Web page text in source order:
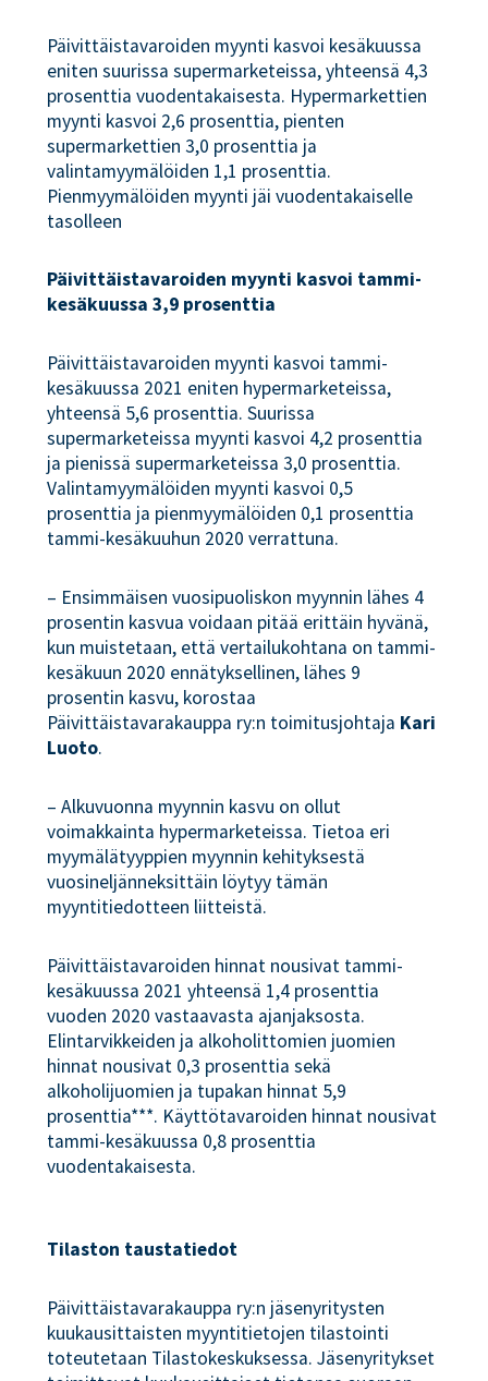
Päivittäistavaroiden myynti kasvoi kesäkuussa
eniten suurissa supermarketeissa, yhteensä 4,3
prosenttia vuodentakaisesta. Hypermarkettien
myynti kasvoi 2,6 prosenttia, pienten
supermarkettien 3,0 prosenttia ja
valintamyymälöiden 1,1 prosenttia.
Pienmyymälöiden myynti jäi vuodentakaiselle
tasolleen
Päivittäistavaroiden myynti kasvoi tammi-
kesäkuussa 3,9 prosenttia
Päivittäistavaroiden myynti kasvoi tammi-
kesäkuussa 2021 eniten hypermarketeissa,
yhteensä 5,6 prosenttia. Suurissa
supermarketeissa myynti kasvoi 4,2 prosenttia
ja pienissä supermarketeissa 3,0 prosenttia.
Valintamyymälöiden myynti kasvoi 0,5
prosenttia ja pienmyymälöiden 0,1 prosenttia
tammi-kesäkuuhun 2020 verrattuna.
– Ensimmäisen vuosipuoliskon myynnin lähes 4
prosentin kasvua voidaan pitää erittäin hyvänä,
kun muistetaan, että vertailukohtana on tammi-
kesäkuun 2020 ennätyksellinen, lähes 9
prosentin kasvu, korostaa
Päivittäistavarakauppa ry:n toimitusjohtaja Kari
Luoto.
– Alkuvuonna myynnin kasvu on ollut
voimakkainta hypermarketeissa. Tietoa eri
myymälätyyppien myynnin kehityksestä
vuosineljänneksittäin löytyy tämän
myyntitiedotteen liitteistä.
Päivittäistavaroiden hinnat nousivat tammi-
kesäkuussa 2021 yhteensä 1,4 prosenttia
vuoden 2020 vastaavasta ajanjaksosta.
Elintarvikkeiden ja alkoholittomien juomien
hinnat nousivat 0,3 prosenttia sekä
alkoholijuomien ja tupakan hinnat 5,9
prosenttia***. Käyttötavaroiden hinnat nousivat
tammi-kesäkuussa 0,8 prosenttia
vuodentakaisesta.
Tilaston taustatiedot
Päivittäistavarakauppa ry:n jäsenyritysten
kuukausittaisten myyntitietojen tilastointi
toteutetaan Tilastokeskuksessa. Jäsenyritykset